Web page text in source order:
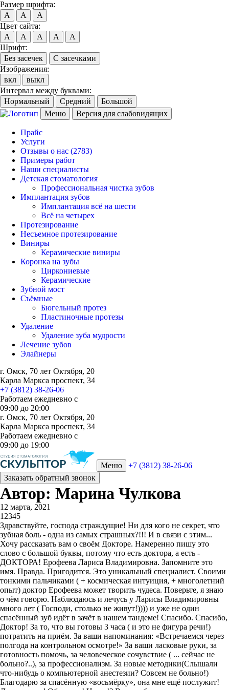
Размер шрифта:
A
A
A
Цвет сайта:
A
A A A
A
Шрифт:
Без засечек
С засечками
Изображения:
вкл
выкл
Интервал между буквами:
Нормальный
Средний
Большой
Меню
Версия для слабовидящих
Прайс
Услуги
Отзывы о нас (2783)
Примеры работ
Наши специалисты
Детская стоматология
Профессиональная чистка зубов
Имплантация зубов
Имплантация всё на шести
Всё на четырех
Протезирование
Несъемное протезирование
Виниры
Керамические виниры
Коронка на зубы
Циркониевые
Керамические
Зубной мост
Съёмные
Бюгельный протез
Пластиночные протезы
Удаление
Удаление зуба мудрости
Лечение зубов
Элайнеры
г. Омск, 70 лет Октября, 20
Карла Маркса проспект, 34
+7 (3812) 38-26-06
Работаем ежедневно с
09:00 до 20:00
г. Омск, 70 лет Октября, 20
Карла Маркса проспект, 34
Работаем ежедневно с
09:00 до 19:00
Меню
+7 (3812) 38-26-06
Заказать обратный звонок
Автор: Марина Чулкова
12 марта, 2021
1 2345
Здравствуйте, господа страждущие! Ни для кого не секрет, что
зубная боль - одна из самых страшных?!!! И в связи с этим...
Хочу рассказать вам о своём Докторе. Намеренно пишу это
слово с большой буквы, потому что есть доктора, а есть -
ДОКТОРА! Ерофеева Лариса Владимировна. Запомните это
имя. Правда. Пригодится. Это уникальный специалист. Своими
тонкими пальчиками ( + космическая интуиция, + многолетний
опыт) доктор Ерофеева может творить чудеса. Поверьте, я знаю
о чём говорю. Наблюдаюсь и лечусь у Ларисы Владимировны
много лет ( Господи, столько не живут!)))) и уже не один
спасённый зуб идёт в зачёт в нашем тандеме! Спасибо. Спасибо,
Доктор! За то, что вы готовы 3 часа ( и это не фигура речи!)
потратить на приём. За ваши напоминания: «Встречаемся через
полгода на контрольном осмотре!» За ваши ласковые руки, за
готовность помочь, за человеческое сочувствие ( ... сейчас не
больно?..), за профессионализм. За новые методики(Слышали
что-нибудь о компьютерной анестезии? Совсем не больно!)
Благодарю за спасённую «восьмёрку», она мне ещё послужит!